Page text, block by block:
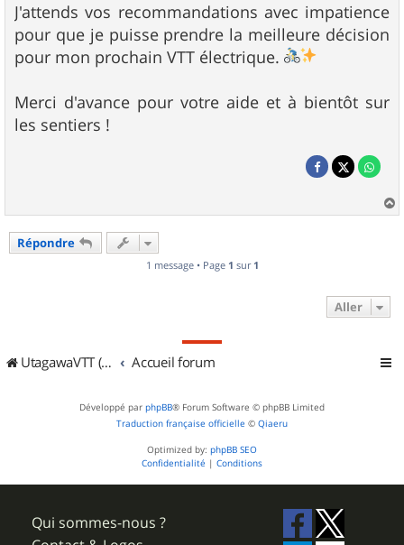
J'attends vos recommandations avec impatience
pour que je puisse prendre la meilleure décision
pour mon prochain VTT électrique.
Merci d'avance pour votre aide et à bientôt sur
les sentiers !
a
Répondre
1 message • Page 1 sur 1
Aller
UtagawaVTT (Randos VTT et VTTAE avec traces GPS) Accueil forum
Développé par phpBB® Forum Software © phpBB Limited
Traduction française officielle © Qiaeru
Optimized by: phpBB SEO
Confidentialité | Conditions
Qui sommes-nous ?